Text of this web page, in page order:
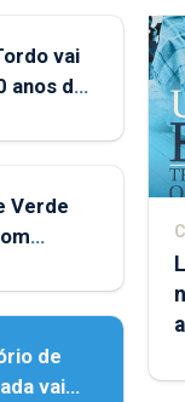
vai
anos de
Verde
de
vai